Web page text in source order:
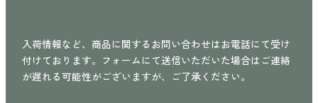
入荷情報など、商品に関するお問い合わせはお電話にて受け
付けております。フォームにて送信いただいた場合はご連絡
が遅れる可能性がございますが、ご了承ください。